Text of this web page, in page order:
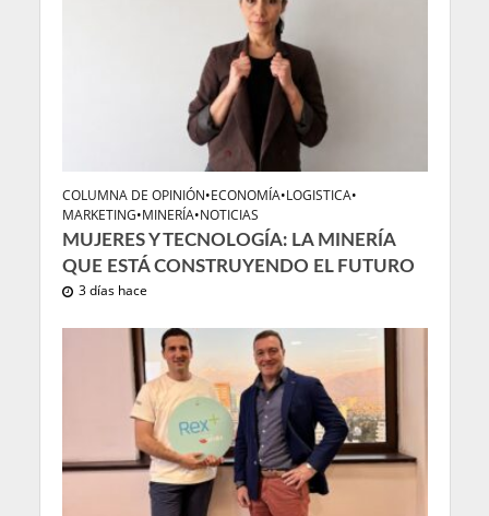
COLUMNA DE OPINIÓN•ECONOMÍA•LOGISTICA•
MARKETING•MINERÍA•NOTICIAS
MUJERES Y TECNOLOGÍA: LA MINERÍA
QUE ESTÁ CONSTRUYENDO EL FUTURO
3 días hace